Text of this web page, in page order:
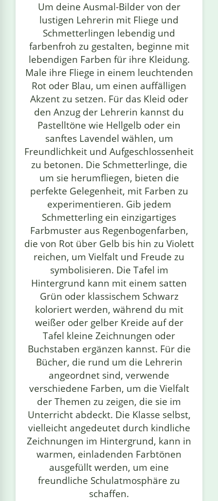
Um deine Ausmal-Bilder von der
lustigen Lehrerin mit Fliege und
Schmetterlingen lebendig und
farbenfroh zu gestalten, beginne mit
lebendigen Farben für ihre Kleidung.
Male ihre Fliege in einem leuchtenden
Rot oder Blau, um einen auffälligen
Akzent zu setzen. Für das Kleid oder
den Anzug der Lehrerin kannst du
Pastelltöne wie Hellgelb oder ein
sanftes Lavendel wählen, um
Freundlichkeit und Aufgeschlossenheit
zu betonen. Die Schmetterlinge, die
um sie herumfliegen, bieten die
perfekte Gelegenheit, mit Farben zu
experimentieren. Gib jedem
Schmetterling ein einzigartiges
Farbmuster aus Regenbogenfarben,
die von Rot über Gelb bis hin zu Violett
reichen, um Vielfalt und Freude zu
symbolisieren. Die Tafel im
Hintergrund kann mit einem satten
Grün oder klassischem Schwarz
koloriert werden, während du mit
weißer oder gelber Kreide auf der
Tafel kleine Zeichnungen oder
Buchstaben ergänzen kannst. Für die
Bücher, die rund um die Lehrerin
angeordnet sind, verwende
verschiedene Farben, um die Vielfalt
der Themen zu zeigen, die sie im
Unterricht abdeckt. Die Klasse selbst,
vielleicht angedeutet durch kindliche
Zeichnungen im Hintergrund, kann in
warmen, einladenden Farbtönen
ausgefüllt werden, um eine
freundliche Schulatmosphäre zu
schaffen.